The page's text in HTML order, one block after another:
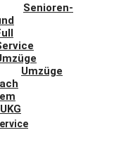
Senioren-
Umzüge